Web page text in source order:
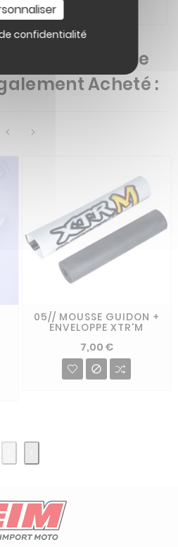
Ont Acheté Ce
Acheté :
 
05// MOUSSE GUIDON +
ENVELOPPE XTR'M
7,00 €

confidentialité